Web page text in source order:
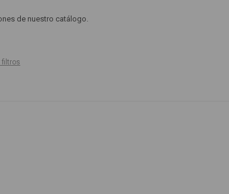
de nuestro catálogo.
filtros